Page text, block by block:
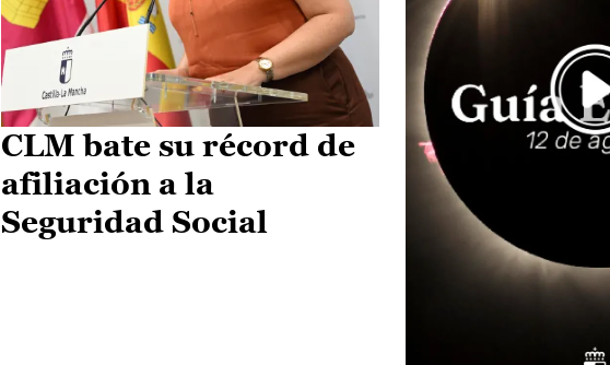
CLM bate su récord de
afiliación a la
Seguridad Social